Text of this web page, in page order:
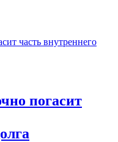
погасит